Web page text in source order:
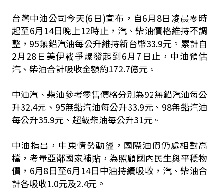
台灣中油公司今天(6日)宣布，自6月8日凌晨零時
起至6月14日晚上12時止，汽、柴油價格維持不調
整，95無鉛汽油每公升維持新台幣33.9元。累計自
2月28日美伊戰爭爆發起到6月7日止，中油預估
汽、柴油合計吸收金額約172.7億元。
中油汽、柴油參考零售價格分別為92無鉛汽油每公
升32.4元、95無鉛汽油每公升33.9元、98無鉛汽油
每公升35.9元、超級柴油每公升31元。
中油指出，中東情勢動盪，國際油價仍處相對高
檔，考量亞鄰國家補貼，為照顧國內民生與平穩物
價，6月8日至6月14日中油持續吸收，汽、柴油合
計各吸收1.0元及2.4元。